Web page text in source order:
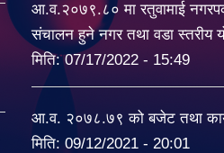
आ.व.२०७९.८० मा रतुवामाई
संचालन हुने नगर तथा वडा स्तरीय
मिति:07/17/2022 - 15:49
आ.व. २०७८.७९ को बजेट तथा
मिति: 09/12/2021 - 20:01